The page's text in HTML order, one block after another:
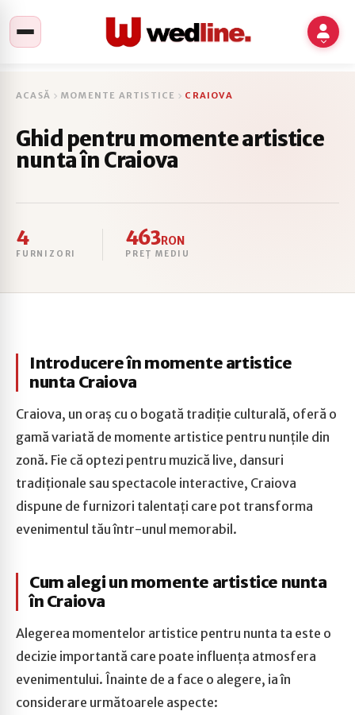
ACASĂ MOMENTE ARTISTICE CRAIOVA
Ghid pentru momente artistice
nunta în Craiova
4
FURNIZORI
463RON
PREȚ MEDIU
Introducere în momente artistice
nunta Craiova
Craiova, un oraș cu o bogată tradiție culturală, oferă o
gamă variată de momente artistice pentru nunțile din
zonă. Fie că optezi pentru muzică live, dansuri
tradiționale sau spectacole interactive, Craiova
dispune de furnizori talentați care pot transforma
evenimentul tău într-unul memorabil.
Cum alegi un momente artistice nunta
în Craiova
Alegerea momentelor artistice pentru nunta ta este o
decizie importantă care poate influența atmosfera
evenimentului. Înainte de a face o alegere, ia în
considerare următoarele aspecte: